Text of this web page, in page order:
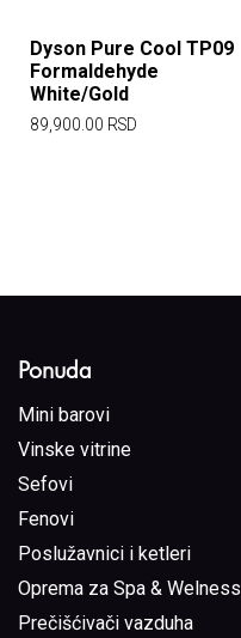
Dyson Pure Cool TP09
Formaldehyde
White/Gold
89,900.00 RSD
Ponuda
Mini barovi
Vinske vitrine
Sefovi
Fenovi
Poslužavnici i ketleri
Oprema za Spa & Welness
Prečišćivači vazduha